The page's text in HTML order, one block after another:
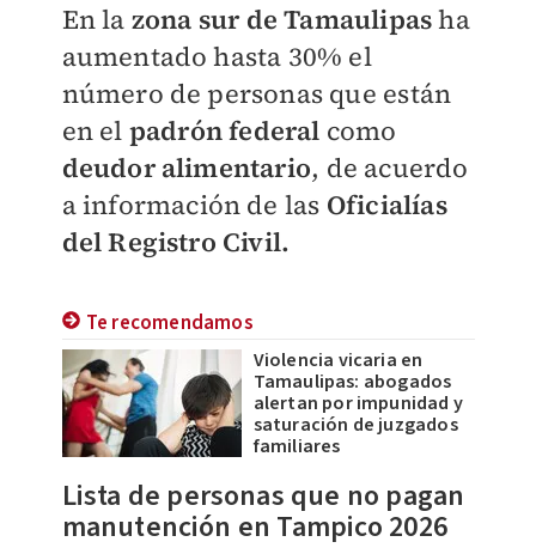
En la zona sur de Tamaulipasha
aumentado hasta 30% el
número de personas que están
en el padrónfederal como
deudor alimentario, de acuerdo
a información de las Oficialías
del Registro Civil.
Te recomendamos
Violencia vicaria en
Tamaulipas: abogados
alertan por impunidad y
saturación de juzgados
familiares
Lista de personas que no pagan
manutención en Tampico 2026